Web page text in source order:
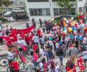
EĞİTİM
EKONOMİ
English News